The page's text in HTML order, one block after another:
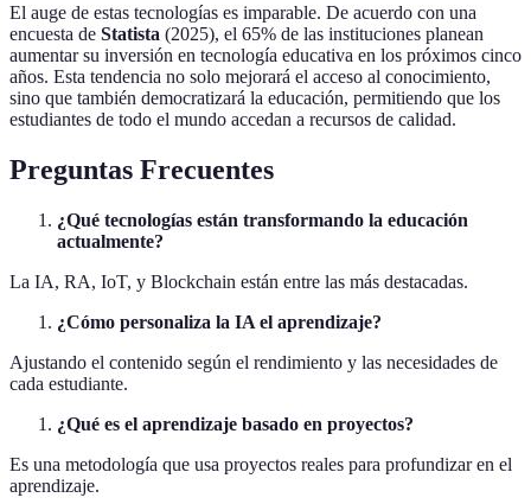
El auge de estas tecnologías es imparable. De acuerdo con una
encuesta de Statista (2025), el 65% de las instituciones planean
aumentar su inversión en tecnología educativa en los próximos cinco
años. Esta tendencia no solo mejorará el acceso al conocimiento,
sino que también democratizará la educación, permitiendo que los
estudiantes de todo el mundo accedan a recursos de calidad.
Preguntas Frecuentes
¿Qué tecnologías están transformando la educación
actualmente?
La IA, RA, IoT, y Blockchain están entre las más destacadas.
¿Cómo personaliza la IA el aprendizaje?
Ajustando el contenido según el rendimiento y las necesidades de
cada estudiante.
¿Qué es el aprendizaje basado en proyectos?
Es una metodología que usa proyectos reales para profundizar en el
aprendizaje.